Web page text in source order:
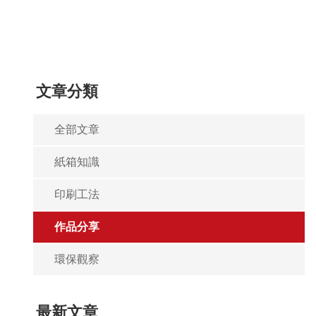
文章分類
全部文章
紙箱知識
印刷工法
作品分享
環保觀察
最新文章